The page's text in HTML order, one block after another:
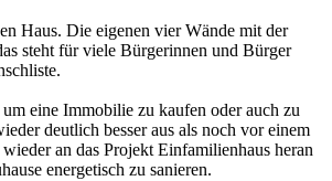
Haus. Die eigenen vier Wände mit der
steht für viele Bürgerinnen und Bürger
eine Immobilie zu kaufen oder auch zu
deutlich besser aus als noch vor einem
an das Projekt Einfamilienhaus heran
energetisch zu sanieren.